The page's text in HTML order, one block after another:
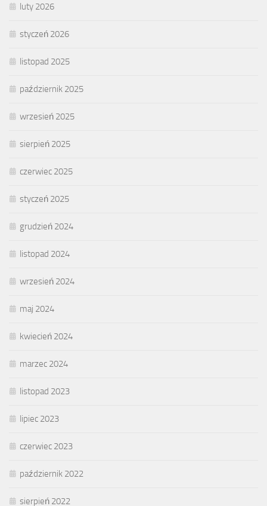
luty 2026
styczeń 2026
listopad 2025
październik 2025
wrzesień 2025
sierpień 2025
czerwiec 2025
styczeń 2025
grudzień 2024
listopad 2024
wrzesień 2024
maj 2024
kwiecień 2024
marzec 2024
listopad 2023
lipiec 2023
czerwiec 2023
październik 2022
sierpień 2022